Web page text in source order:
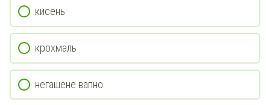
кисень
крохмаль
негашене вапно